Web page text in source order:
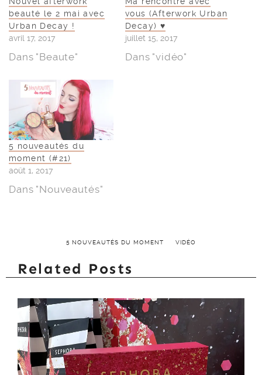
beauté le 2 mai avec
Urban Decay !
avril 17, 2017
Dans "Beaute"
vous (Afterwork Urban
Decay) ♥
juillet 15, 2017
Dans "vidéo"
5 nouveautés du
moment (#21)
août 1, 2017
Dans "Nouveautés"
5 NOUVEAUTÉS DU MOMENT VIDÉO
Related Posts